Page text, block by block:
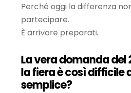
Perché oggi la differenza
partecipare.
È arrivare preparati.
La vera domanda del
la fiera è così difficile
semplice?